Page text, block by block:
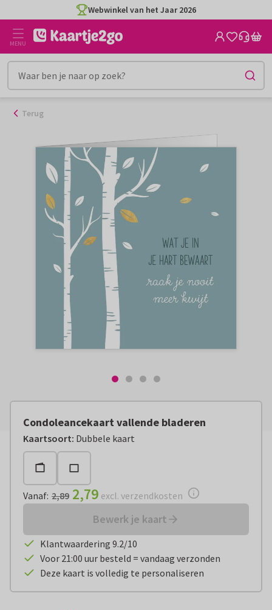
naar
inhoud
Webwinkel van het Jaar 2026
MENU
Terug
Condoleancekaart vallende bladeren
Kaartsoort: Dubbele kaart
Vanaf:€ 2,79 excl. verzendkosten
Vanaf: 2,89 2,79 excl. verzendkosten
Bewerk je kaart
Klantwaardering 9.2/10
Voor 21:00 uur besteld = vandaag verzonden
Deze kaart is volledig te personaliseren